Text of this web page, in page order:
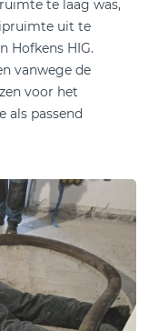
te laag was,
uit te
Hofkens HIG.
vanwege de
voor het
als passend